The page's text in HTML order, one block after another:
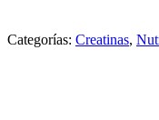
Categorías: Creatinas,